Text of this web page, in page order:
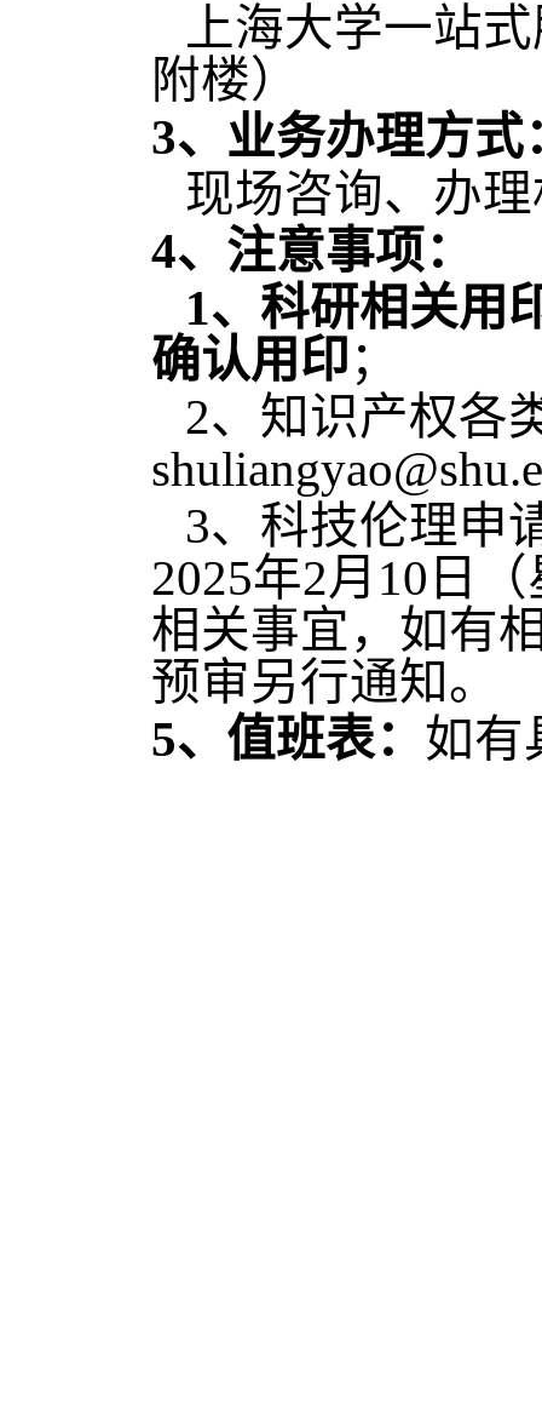
上海大学一站
附楼）
3、业务办理方式
现场咨询、办
4、注意事项：
1、科研相关用
确认用印 ；
2、知识产权各
3、科技伦理申
2025年2月10日
相关事宜，如有
预审另行通知。
5、值班表： 如有